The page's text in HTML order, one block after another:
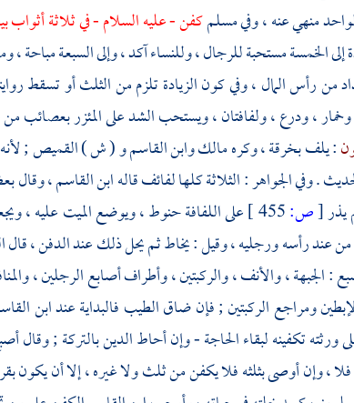
منهي عنه ، وفيمسلمكفن - عليه السلام - في ثلاثة
الخمسة مستحبة للرجال ، وللنساء آكد ، وإلى السبعة مباحة
من رأس المال ، وفي كون الزيادة تلزم من الثلث أو تسقط
، ودرع ، ولفافتان ، ويستحب الشد على المئزر بعصائب من
: يلف بخرقة ، وكرهمالكوابن القاسمو ( ش ) القميص ; لأنه
. وفي الجواهر : الثلاثة كلها لفائف قالهابن القاسم، وقال
يذر[ص:
على اللفافة حنوط ، ويوضع الميت عليه ،
من عند رأسه ورجليه ، وقيل : يخاط ثم يحل ذلك عند الدفن ، قال
، والأنف ، والركبتين ، وأطراف أصابع الرجلين ،
ومراجع الركبتين ; فإن ضاق الطيب فالبداية عندابن
ورثته تكفينه لبقاء الحاجة - وإن أحاط الدين بالتركة ; وقال
، وإن أوصى بثلثه فلا يكفن من ثلث ولا غيره ، إلا أن يكون